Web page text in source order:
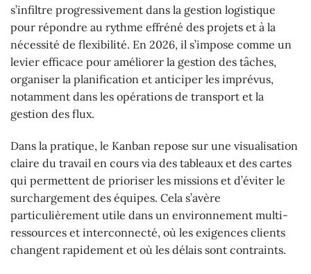
s’infiltre progressivement dans la gestion logistique
pour répondre au rythme effréné des projets et à la
nécessité de flexibilité. En 2026, il s’impose comme un
levier efficace pour améliorer la gestion des tâches,
organiser la planification et anticiper les imprévus,
notamment dans les opérations de transport et la
gestion des flux.
Dans la pratique, le Kanban repose sur une visualisation
claire du travail en cours via des tableaux et des cartes
qui permettent de prioriser les missions et d’éviter le
surchargement des équipes. Cela s’avère
particulièrement utile dans un environnement multi-
ressources et interconnecté, où les exigences clients
changent rapidement et où les délais sont contraints.